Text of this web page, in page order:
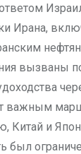
Ирана,
вызваны
важным
Китай и
был